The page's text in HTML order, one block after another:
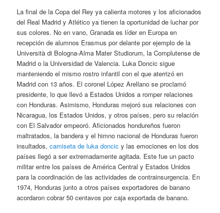
La final de la Copa del Rey ya calienta motores y los aficionados
del Real Madrid y Atlético ya tienen la oportunidad de luchar por
sus colores. No en vano, Granada es líder en Europa en
recepción de alumnos Erasmus por delante por ejemplo de la
Università di Bologna-Alma Mater Studiorum, la Complutense de
Madrid o la Universidad de Valencia. Luka Doncic sigue
manteniendo el mismo rostro infantil con el que aterrizó en
Madrid con 13 años. El coronel López Arellano se proclamó
presidente, lo que llevó a Estados Unidos a romper relaciones
con Honduras. Asimismo, Honduras mejoró sus relaciones con
Nicaragua, los Estados Unidos, y otros países, pero su relación
con El Salvador empeoró. Aficionados hondureños fueron
maltratados, la bandera y el himno nacional de Honduras fueron
insultados,camiseta de luka doncic y las emociones en los dos
países llegó a ser extremadamente agitada. Este fue un pacto
militar entre los países de América Central y Estados Unidos
para la coordinación de las actividades de contrainsurgencia. En
1974, Honduras junto a otros países exportadores de banano
acordaron cobrar 50 centavos por caja exportada de banano.